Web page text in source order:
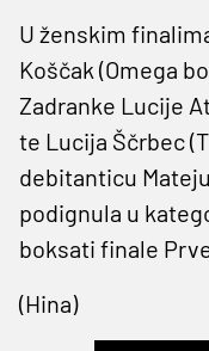
U ženskim
Koščak (Omega
Zadranke Lucije
te Lucija Ščrbec
debitanticu
podignula u
boksati finale
(Hina)